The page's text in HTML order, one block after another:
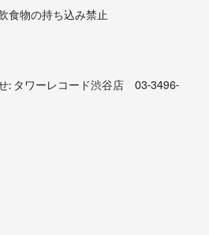
食物の持ち込み禁止
: タワーレコード渋谷店 03-3496-